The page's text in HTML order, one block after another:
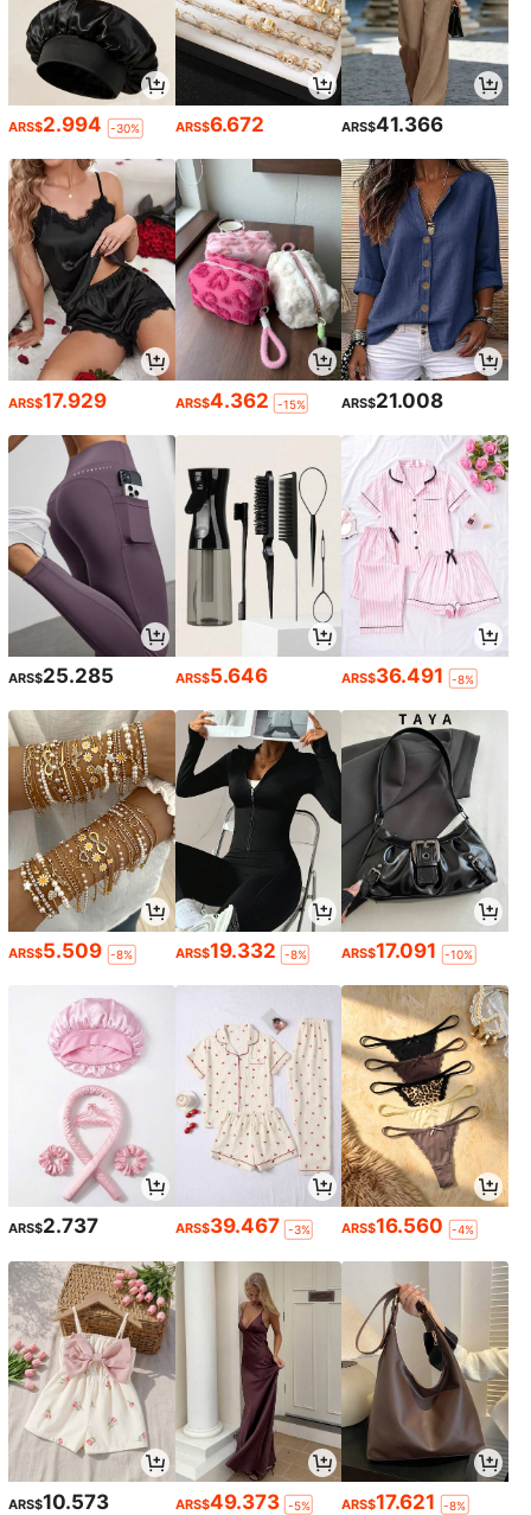
ARS$2.994 -30% ARS$6.672 ARS$41.366
ARS$17.929 ARS$4.362 -15% ARS$21.008
ARS$25.285 ARS$5.646 ARS$36.491 -8%
ARS$5.509 -8% ARS$19.332 -8% ARS$17.091 -10%
ARS$2.737 ARS$39.467 -3% ARS$16.560 -4%
ARS$10.573 ARS$49.373 -5% ARS$17.621 -8%